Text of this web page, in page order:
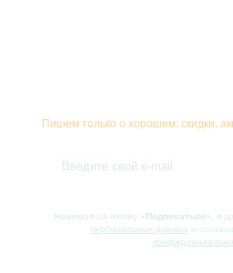
Пишем только о хорошем: скидки,
Нажимая на кнопку «Подписаться» , я
персональных данных и